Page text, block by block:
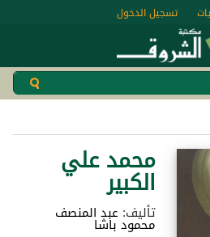
تسجيل الدخول
محمد علي
الكبير
تأليف: عبد المنصف
محمود باشا